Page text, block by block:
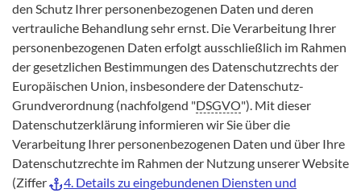
den Schutz Ihrer personenbezogenen Daten und deren
vertrauliche Behandlung sehr ernst. Die Verarbeitung Ihrer
personenbezogenen Daten erfolgt ausschließlich im Rahmen
der gesetzlichen Bestimmungen des Datenschutzrechts der
Europäischen Union, insbesondere der Datenschutz-
Grundverordnung (nachfolgend "DSGVO"). Mit dieser
Datenschutzerklärung informieren wir Sie über die
Verarbeitung Ihrer personenbezogenen Daten und über Ihre
Datenschutzrechte im Rahmen der Nutzung unserer Website
(Ziffer
4. Details zu eingebundenen Diensten und